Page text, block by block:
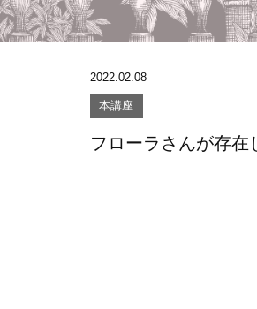
2022.02.08
本講座
フローラさんが存在